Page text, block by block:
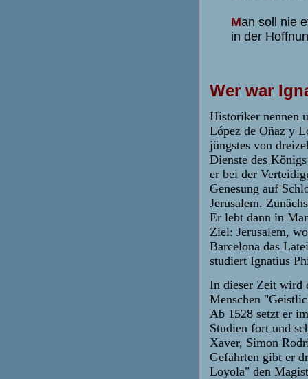
Man soll nie
in der
Wer war
Historiker nennen
López de Oñaz y
jüngstes von
Dienste des
er bei der
Genesung auf
Jerusalem.
Er lebt dann in
Ziel: Jerusalem,
Barcelona das
studiert Ignatius
In dieser Zeit wird
Menschen
Ab 1528 setzt er
Studien fort und
Xaver, Simon
Gefährten gibt er
Loyola" den